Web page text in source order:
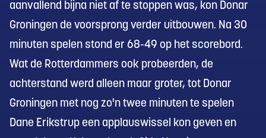
aanvallend bijna niet af te stoppen was, kon Donar
Groningen de voorsprong verder uitbouwen. Na 30
minuten spelen stond er 68-49 op het scorebord.
Wat de Rotterdammers ook probeerden, de
achterstand werd alleen maar groter, tot Donar
Groningen met nog zo'n twee minuten te spelen
Dane Erikstrup een applauswissel kon geven en